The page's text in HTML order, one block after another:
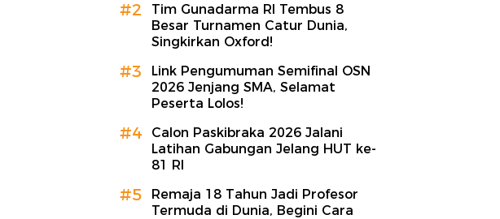
#2
Tim Gunadarma RI Tembus 8
Besar Turnamen Catur Dunia,
Singkirkan Oxford!
#3
Link Pengumuman Semifinal OSN
2026 Jenjang SMA, Selamat
Peserta Lolos!
#4
Calon Paskibraka 2026 Jalani
Latihan Gabungan Jelang HUT ke-
81 RI
#5
Remaja 18 Tahun Jadi Profesor
Termuda di Dunia, Begini Cara